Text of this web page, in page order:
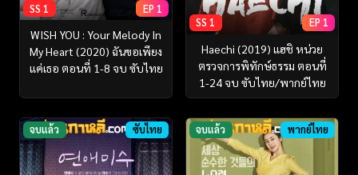
SS 1 EP 1
WISH YOU : Your Melody In
My Heart (2020) ฉันขอเพียง
แค่เธอ ตอนที่ 1-8 จบ ซับไทย
SS 1 EP 1
Haechi (2019) แฮชิ หน่วย
ตรวจการพิทักษ์ธรรม ตอนที่
1-24 จบ ซับไทย/พากย์ไทย
จบแล้ว ซับไทย จบแล้ว พากย์ไทย